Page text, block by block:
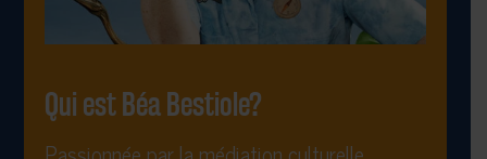
Qui est Béa Bestiole?